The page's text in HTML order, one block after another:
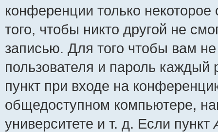
конференции только
того, чтобы никто другой не
записью. Для того чтобы вам
пользователя и пароль
пункт при входе на
общедоступном компьютере,
университете и т. д. Если пункт